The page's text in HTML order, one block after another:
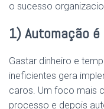
o sucesso
1) Automação
Gastar dinheiro e
ineficientes gera
caros. Um foco mais
processo e depois